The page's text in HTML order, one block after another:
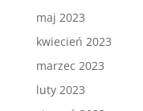
maj 2023
kwiecień 2023
marzec 2023
luty 2023